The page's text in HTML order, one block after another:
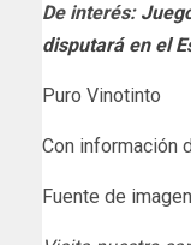
De interés:
disputará en el
Puro Vinotinto
Con información
Fuente de